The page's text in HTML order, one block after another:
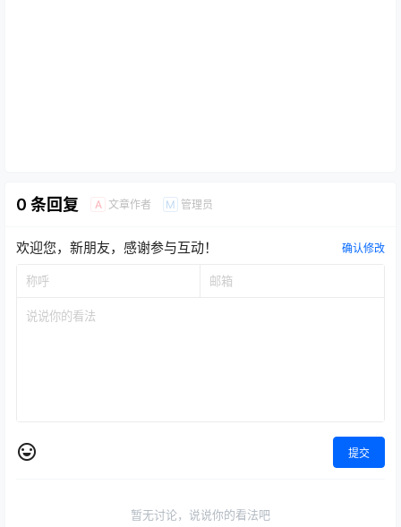
0 条回复 A 文章作者 M 管理员
欢迎您，新朋友，感谢参与互动！ 确认修改
提交
暂无讨论，说说你的看法吧